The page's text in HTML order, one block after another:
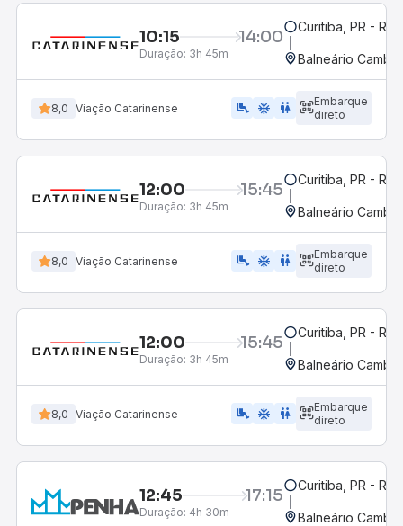
10:15 14:00
Duração: 3h 45m
Curitiba, PR -
Balneário
8,0 Viação Catarinense airline_seat_legroom_extra ac_unit WC
Embarque
direto
12:00 15:45
Duração: 3h 45m
Curitiba, PR -
Balneário
8,0 Viação Catarinense airline_seat_legroom_extra ac_unit WC
Embarque
direto
12:00 15:45
Duração: 3h 45m
Curitiba, PR -
Balneário
8,0 Viação Catarinense airline_seat_legroom_extra ac_unit wc
Embarque
direto
12:45 17:15
Duração: 4h 30m
Curitiba, PR -
Balneário